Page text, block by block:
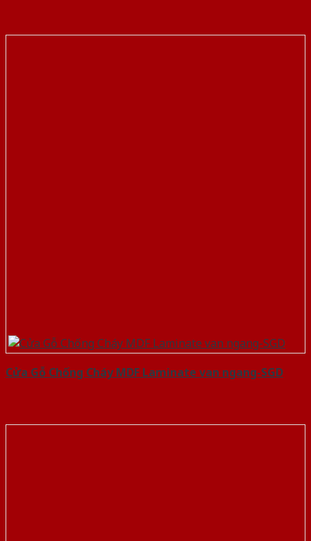
Cửa Gỗ Chống Cháy MDF Laminate van ngang-SGD